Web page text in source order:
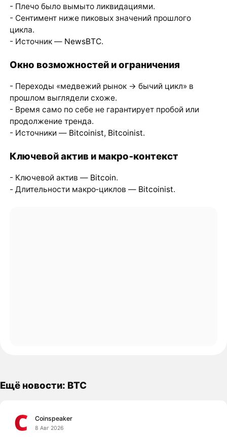
- Плечо было вымыто ликвидациями.
- Сентимент ниже пиковых значений прошлого
цикла.
- Источник — NewsBTC.
Окно возможностей и ограничения
- Переходы «медвежий рынок → бычий цикл» в
прошлом выглядели схоже.
- Время само по себе не гарантирует пробой или
продолжение тренда.
- Источники — Bitcoinist, Bitcoinist.
Ключевой актив и макро‑контекст
- Ключевой актив — Bitcoin.
- Длительности макро‑циклов — Bitcoinist.
Ещё новости: BTC
Coinspeaker
8 Авг 2026